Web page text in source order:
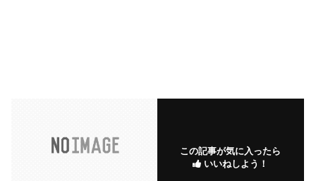
この記事が気に入ったら
いいねしよう！